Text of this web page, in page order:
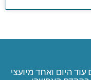
היום ואחד מיועצי